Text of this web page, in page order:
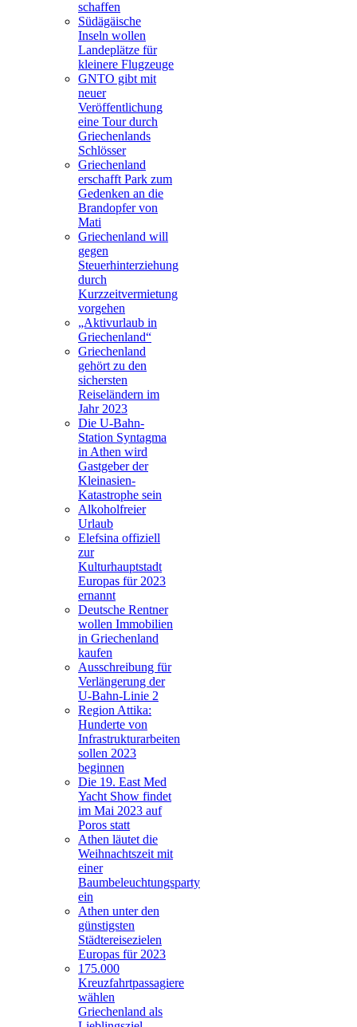
schaffen
Südägäische
Inseln wollen
Landeplätze für
kleinere Flugzeuge
GNTO gibt mit
neuer
Veröffentlichung
eine Tour durch
Griechenlands
Schlösser
Griechenland
erschafft Park zum
Gedenken an die
Brandopfer von
Mati
Griechenland will
gegen
Steuerhinterziehung
durch
Kurzzeitvermietung
vorgehen
„Aktivurlaub in
Griechenland“
Griechenland
gehört zu den
sichersten
Reiseländern im
Jahr 2023
Die U-Bahn-
Station Syntagma
in Athen wird
Gastgeber der
Kleinasien-
Katastrophe sein
Alkoholfreier
Urlaub
Elefsina offiziell
zur
Kulturhauptstadt
Europas für 2023
ernannt
Deutsche Rentner
wollen Immobilien
in Griechenland
kaufen
Ausschreibung für
Verlängerung der
U-Bahn-Linie 2
Region Attika:
Hunderte von
Infrastrukturarbeiten
sollen 2023
beginnen
Die 19. East Med
Yacht Show findet
im Mai 2023 auf
Poros statt
Athen läutet die
Weihnachtszeit mit
einer
Baumbeleuchtungsparty
ein
Athen unter den
günstigsten
Städtereisezielen
Europas für 2023
175.000
Kreuzfahrtpassagiere
wählen
Griechenland als